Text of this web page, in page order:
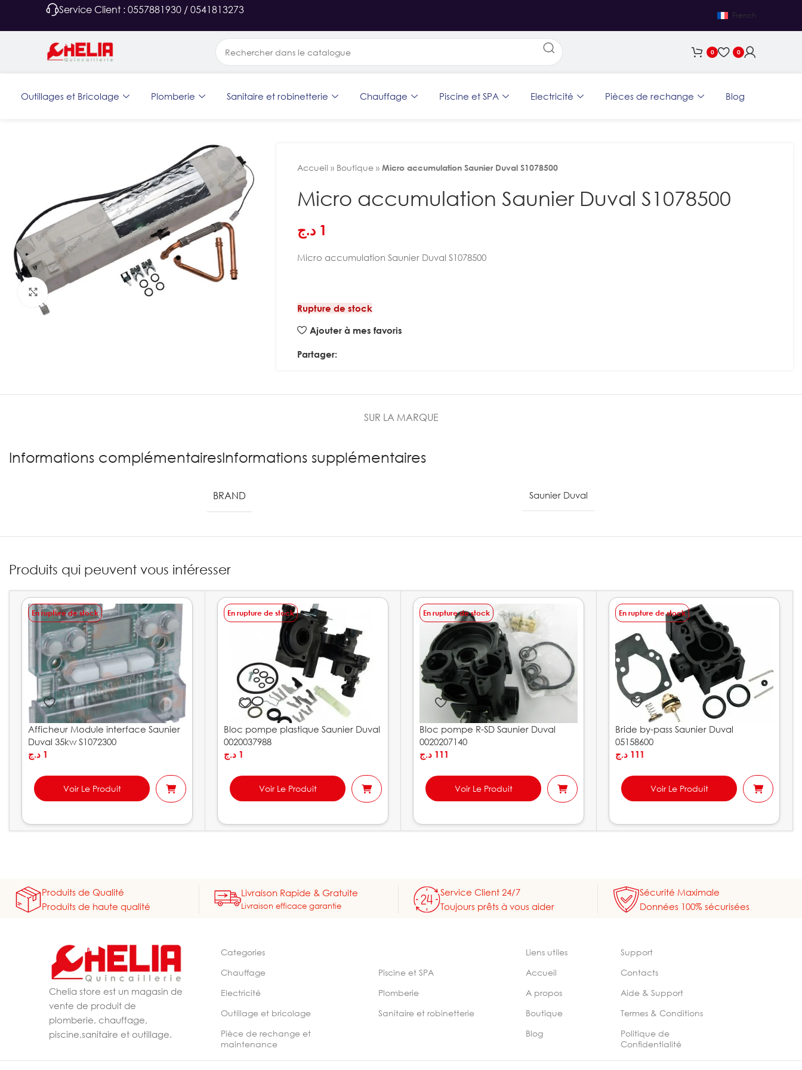
Service Client : 0557881930 / 0541813273 French
0 0
Outillages et Bricolage Plomberie Sanitaire et robinetterie Chauffage Piscine et SPA Electricité Pièces de rechange Blog
Agrandir
Accueil » Boutique » Micro accumulation Saunier Duval S1078500
Micro accumulation Saunier Duval S1078500
1 د.ج
Micro accumulation Saunier Duval S1078500
Rupture de stock
Ajouter à mes favoris
Partager:
SUR LA MARQUE
Informations complémentairesInformations supplémentaires
BRAND Saunier Duval
Produits qui peuvent vous intéresser
En rupture de stock
Afficheur Module interface Saunier
Duval 35kw S1072300
1 د.ج
Voir Le Produit
En rupture de stock
Bloc pompe plastique Saunier Duval
0020037988
1 د.ج
Voir Le Produit
En rupture de stock
Bloc pompe R-SD Saunier Duval
0020207140
111 د.ج
Voir Le Produit
En rupture de stock
Bride by-pass Saunier Duval
05158600
111 د.ج
Voir Le Produit
Produits de Qualité
Produits de haute qualité
Livraison Rapide & Gratuite
Livraison efficace garantie
Service Client 24/7
Toujours prêts à vous aider
Sécurité Maximale
Données 100% sécurisées
Chelia store est un magasin de
vente de produit de
plomberie, chauffage,
piscine,sanitaire et outillage.
Categories
Chauffage
Electricité
Outillage et bricolage
Pièce de rechange et
maintenance
Piscine et SPA
Plomberie
Sanitaire et robinetterie
Liens utiles
Accueil
A propos
Boutique
Blog
Support
Contacts
Aide & Support
Termes & Conditions
Politique de
Confidentialité